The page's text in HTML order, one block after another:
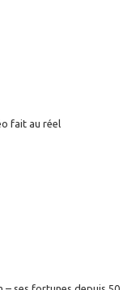
fait au réel